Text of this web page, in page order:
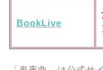
BookLive